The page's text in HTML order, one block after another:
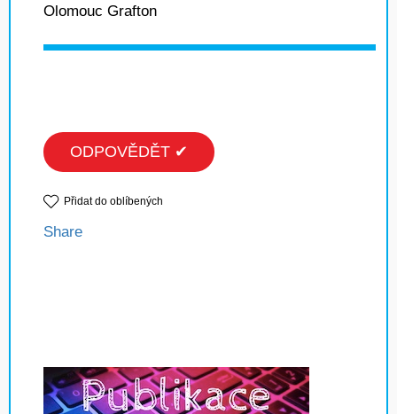
Olomouc Grafton
ODPOVĚDĚT ✔
Přidat do oblíbených
Share